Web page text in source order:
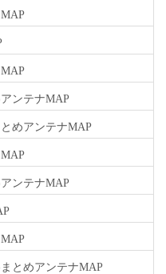
ンテナMAP
めアンテナMAP
ンテナMAP
とめアンテナMAP